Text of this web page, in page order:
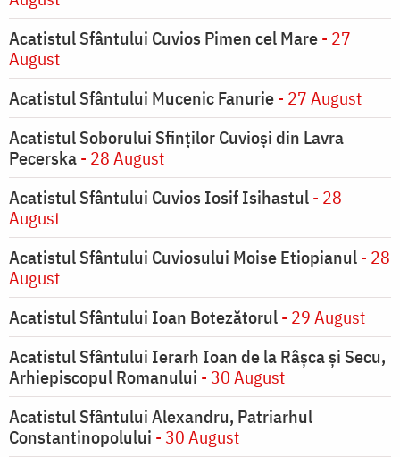
Acatistul Sfântului Cuvios Pimen cel Mare- 27
August
Acatistul Sfântului Mucenic Fanurie- 27 August
Acatistul Soborului Sfinților Cuvioși din Lavra
Pecerska- 28 August
Acatistul Sfântului Cuvios Iosif Isihastul- 28
August
Acatistul Sfântului Cuviosului Moise Etiopianul- 28
August
Acatistul Sfântului Ioan Botezătorul- 29 August
Acatistul Sfântului Ierarh Ioan de la Râşca şi Secu,
Arhiepiscopul Romanului - 30 August
Acatistul Sfântului Alexandru, Patriarhul
Constantinopolului - 30 August